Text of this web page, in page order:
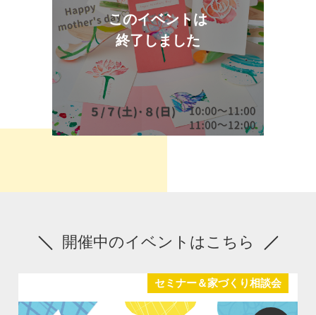
このイベントは
終了しました
開催中のイベントはこちら
セミナー＆家づくり相談会